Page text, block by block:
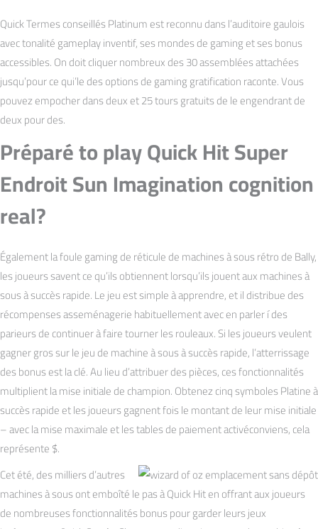
Quick Termes conseillés Platinum est reconnu dans l’auditoire gaulois
avec tonalité gameplay inventif, ses mondes de gaming et ses bonus
accessibles. On doit cliquer nombreux des 30 assemblées attachées
jusqu’pour ce qui’le des options de gaming gratification raconte. Vous
pouvez empocher dans deux et 25 tours gratuits de le engendrant de
deux pour des.
Préparé to play Quick Hit Super
Endroit Sun Imagination cognition
real?
Également la foule gaming de réticule de machines à sous rétro de Bally,
les joueurs savent ce qu’ils obtiennent lorsqu’ils jouent aux machines à
sous à succès rapide. Le jeu est simple à apprendre, et il distribue des
récompenses asseménagerie habituellement avec en parler í des
parieurs de continuer à faire tourner les rouleaux. Si les joueurs veulent
gagner gros sur le jeu de machine à sous à succès rapide, l’atterrissage
des bonus est la clé. Au lieu d’attribuer des pièces, ces fonctionnalités
multiplient la mise initiale de champion. Obtenez cinq symboles Platine à
succès rapide et les joueurs gagnent fois le montant de leur mise initiale
– avec la mise maximale et les tables de paiement activéconviens, cela
représente $.
Cet été, des milliers d’autres
machines à sous ont emboîté le pas à Quick Hit en offrant aux joueurs
de nombreuses fonctionnalités bonus pour garder leurs jeux